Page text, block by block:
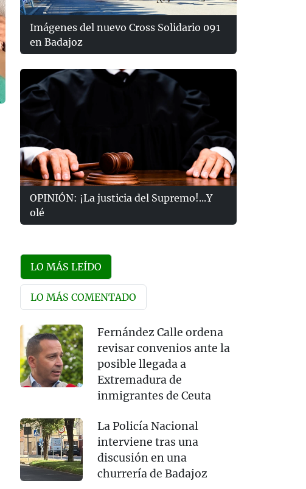
Imágenes del nuevo Cross Solidario 091
en Badajoz
OPINIÓN: ¡La justicia del Supremo!...Y
olé
LO MÁS LEÍDO
LO MÁS COMENTADO
Fernández Calle ordena
revisar convenios ante la
posible llegada a
Extremadura de
inmigrantes de Ceuta
La Policía Nacional
interviene tras una
discusión en una
churrería de Badajoz